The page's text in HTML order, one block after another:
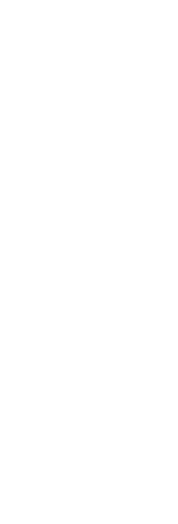
En tot (de
Wij) hun
aanbidt Allah, er
vermindert niet
Voorwaar, ik zie
voorwaar, ik
volle maat en
gewicht, en
rechten, en
eerlijk
jullie, als jullie
shalât dat wij
aanbaden, of
bezittingen te
bent zeker
mijn volk, wat